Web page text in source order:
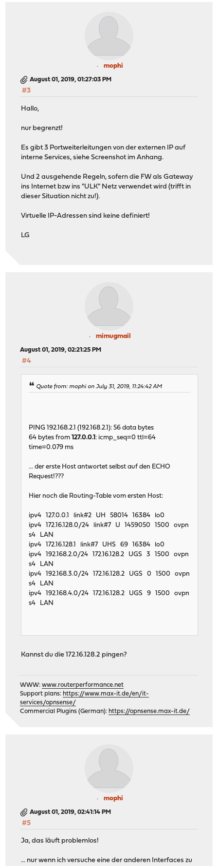
mophi
August 01, 2019, 01:27:03 PM
#3
Hallo,
nur begrenzt!
Es gibt 3 Portweiterleitungen von der externen IP auf
interne Services, siehe Screenshot im Anhang.
Und 2 ausgehende Regeln, sofern die FW als Gateway
ins Internet bzw ins "ULK" Netz verwendet wird (trifft in
dieser Situation nicht zu!).
Virtuelle IP-Adressen sind keine definiert!
LG
mimugmail
August 01, 2019, 02:21:25 PM
#4
Quote from: mophi on July 31, 2019, 11:24:42 AM
PING 192.168.2.1 (192.168.2.1): 56 data bytes
64 bytes from127.0.0.1 : icmp_seq=0 ttl=64
time=0.079 ms
... der erste Host antwortet selbst auf den ECHO
Request!???
Hier noch die Routing-Table vom ersten Host:
ipv4 127.0.0.1 link#2 UH 58014 16384 lo0
ipv4 172.16.128.0/24 link#7 U 1459050 1500 ovpn
s4 LAN
ipv4 172.16.128.1 link#7 UHS 69 16384 lo0
ipv4 192.168.2.0/24 172.16.128.2 UGS 3 1500 ovpn
s4 LAN
ipv4 192.168.3.0/24 172.16.128.2 UGS 0 1500 ovpn
s4 LAN
ipv4 192.168.4.0/24 172.16.128.2 UGS 9 1500 ovpn
s4 LAN
Kannst du die 172.16.128.2 pingen?
WWW:www.routerperformance.net
Support plans: https://www.max-it.de/en/it-
services/opnsense/
Commercial Plugins (German): https://opnsense.max-it.de/
mophi
August 01, 2019, 02:41:14 PM
#5
Ja, das läuft problemlos!
... nur wenn ich versuche eine der anderen Interfaces zu